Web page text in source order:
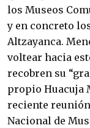
los Museos
y en concreto
Altzayanca.
voltear hacia
recobren su
propio Huacuja
reciente
Nacional de